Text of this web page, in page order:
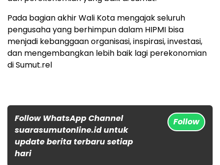
Pada bagian akhir Wali Kota mengajak seluruh
pengusaha yang berhimpun dalam HIPMI bisa
menjadi kebanggaan organisasi, inspirasi, investasi,
dan mengembangkan lebih baik lagi perekonomian
di Sumut.rel
Follow WhatsApp Channel
suarasumutonline.id untuk
update berita terbaru setiap
hari
Follow